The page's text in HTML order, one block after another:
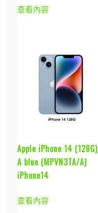
查看內容
Apple iPhone 14
A blue (MPVN3TA/A)
iPhone14
查看內容